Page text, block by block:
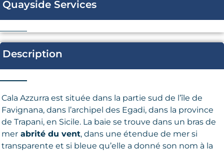
Quayside Services
Description
Cala Azzurra est située dans la partie sud de l’île de
Favignana, dans l’archipel des Egadi, dans la province
de Trapani, en Sicile. La baie se trouve dans un bras de
mer abrité du vent, dans une étendue de mer si
transparente et si bleue qu’elle a donné son nom à la